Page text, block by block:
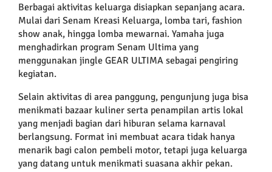
Berbagai aktivitas keluarga disiapkan sepanjang acara.
Mulai dari Senam Kreasi Keluarga, lomba tari, fashion
show anak, hingga lomba mewarnai. Yamaha juga
menghadirkan program Senam Ultima yang
menggunakan jingle GEAR ULTIMA sebagai pengiring
kegiatan.
Selain aktivitas di area panggung, pengunjung juga bisa
menikmati bazaar kuliner serta penampilan artis lokal
yang menjadi bagian dari hiburan selama karnaval
berlangsung. Format ini membuat acara tidak hanya
menarik bagi calon pembeli motor, tetapi juga keluarga
yang datang untuk menikmati suasana akhir pekan.